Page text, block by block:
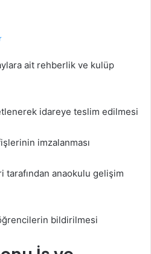
ait rehberlik ve kulüp
idareye teslim edilmesi
imzalanması
tarafından anaokulu gelişim
bildirilmesi